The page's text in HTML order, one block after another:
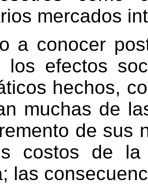
mercados
a conocer
los efectos
hechos,
muchas de
de sus
costos de la
las